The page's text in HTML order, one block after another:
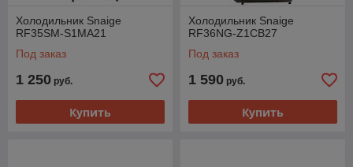
Холодильник Snaige
RF35SM-S1MA21
Под заказ
1 250 руб.
Купить
Холодильник Snaige
RF36NG-Z1CB27
Под заказ
1 590 руб.
Купить